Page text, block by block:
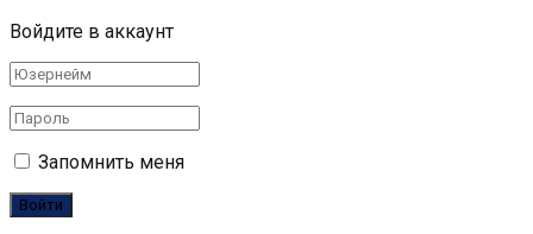
Войдите в аккаунт
Запомнить меня